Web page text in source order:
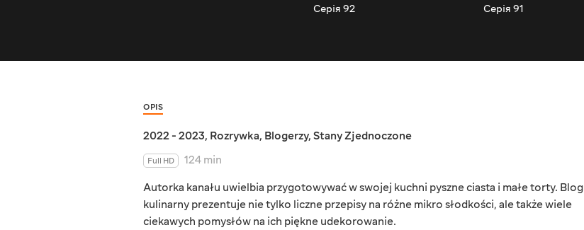
Серія 92 Серія 91
OPIS
2022 - 2023, Rozrywka, Blogerzy, Stany Zjednoczone
Full HD
124 min
Autorka kanału uwielbia przygotowywać w swojej kuchni pyszne ciasta i małe torty. Blog
kulinarny prezentuje nie tylko liczne przepisy na różne mikro słodkości, ale także wiele
ciekawych pomysłów na ich piękne udekorowanie.